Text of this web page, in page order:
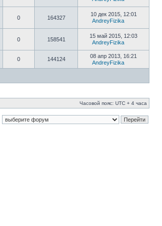
0 164327
10 дек 2015, 12:01
AndreyFizika
0 158541
15 май 2015, 12:03
AndreyFizika
0 144124
08 апр 2013, 16:21
AndreyFizika
Часовой пояс: UTC + 4 часа